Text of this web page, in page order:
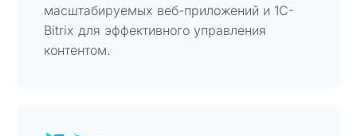
масштабируемых веб-приложений и 1C-
Bitrix для эффективного управления
контентом.